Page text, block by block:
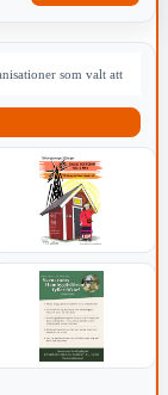
som valt att